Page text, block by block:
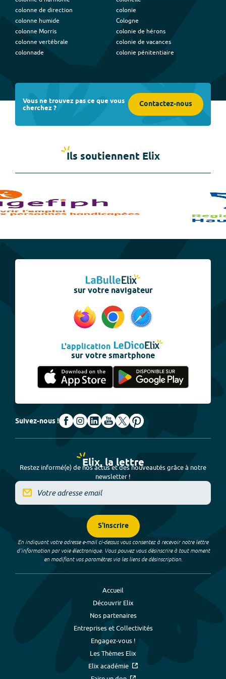
colonne de direction
colonne humide
colonne Morris
colonne vertébrale
colonnade
colonie
Cologne
colonie de hérons
colonie de vacances
colonie pénitentiaire
Vous ne trouvez pas ce que vous
cherchez ? Contactez-nous
Ils soutiennent Elix
sur votre navigateur
L'application
sur votre smartphone
Suivez-nous !
Elix, la lettre
Restez informé(e) de nos actus et des nouveautés grâce à notre
newsletter !
S'inscrire
En indiquant votre adresse e-mail ci-dessus vous consentez à recevoir notre lettre
d’information par voie électronique. Vous pouvez vous désinscrire à tout moment
en modifiant vos paramètres via les liens de désinscription.
Accueil
Découvrir Elix
Nos partenaires
Entreprises et Collectivités
Engagez-vous !
Les Thèmes Elix
Elix académie